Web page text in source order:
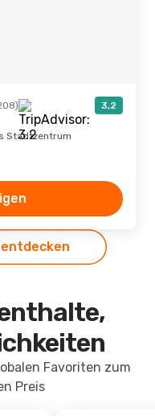
3,2
Stadtzentrum
Favoriten zum
Preis